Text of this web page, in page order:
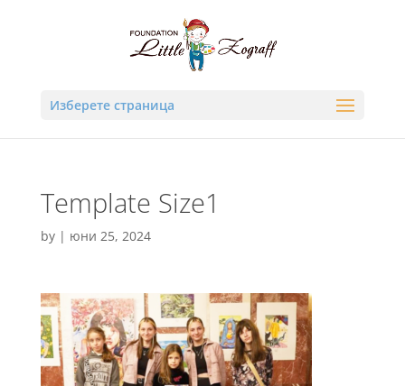
Изберете страница
Template Size1
by | юни 25, 2024